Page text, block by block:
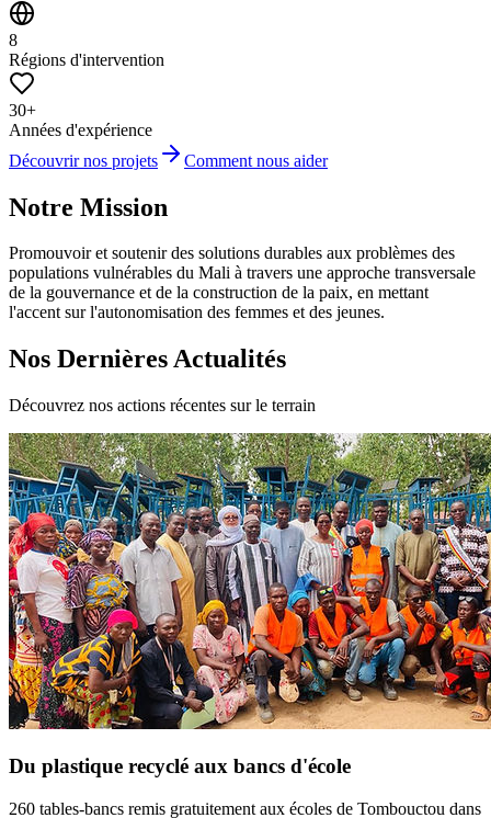
8
Régions d'intervention
30+
Années d'expérience
Découvrir nos projets
Comment nous aider
Notre Mission
Promouvoir et soutenir des solutions durables aux problèmes des
populations vulnérables du Mali à travers une approche transversale
de la gouvernance et de la construction de la paix, en mettant
l'accent sur l'autonomisation des femmes et des jeunes.
Nos Dernières Actualités
Découvrez nos actions récentes sur le terrain
Du plastique recyclé aux bancs d'école
260 tables-bancs remis gratuitement aux écoles de Tombouctou dans